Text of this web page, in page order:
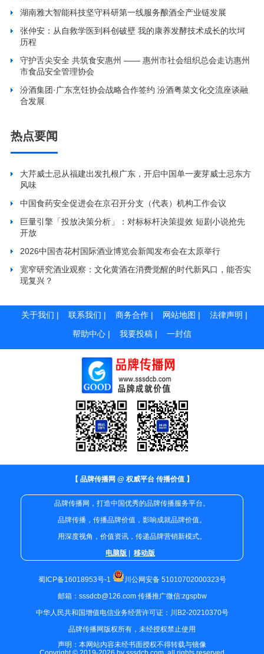
湖南雅大智能科技坚守科研第一线服务酿酒全产业链发展
张仲安：从自救学医到科创破壁 我的康养发酵技术成长的坎坷
历程
守护舌尖安全 共筑食安惠州 —— 惠州市社会组织总会走访惠州
市食品安全管理协会
汾酒集团·广东烹饪协会战略合作签约 汾酒粤菜文化交流座谈融
合发展
热点要闻
大芹威士忌从福建出发扎根广东，开启中国单一麦芽威士忌东方
风味
中国食药安全促进会在京召开分支（代表）机构工作会议
巨量引擎「投放决策分析」：对标标杆决策提效 短剧小说抢先
开放
2026中国杏花村国际酒业博览会新闻发布会在太原举行
宽窄研究酒业观察：文化黄酒在消费觉醒的时代新风口，能否实
现复兴？
关于我们 | 联系我们 | 商务合作 | 网站地图 | 法律声明 |
帮助中心 | 我要投稿 | 一封信
【 品牌传播网 @ 权威平台 传播价值 】
品牌传播网，打造中国优秀的品牌传播服务平台。
品牌传播，传播品牌价值，影响成就品牌价值。
用深度视角，价值资讯，传递品牌营销新模式。
电脑版
移动版
蜀ICP备16018953号-1
川公网安备 51010702000323号
邮箱：sssdcb@126.com 传播推广微信:zgspbw
中华人民共和国增值电信业务经营许可证：川B2-20210370号
品牌传播网版权所有，未经授权禁止使用
声明：本网站内容未经书面授权不得转载与镜像